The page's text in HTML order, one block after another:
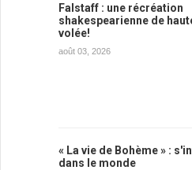
Falstaff : une récréation
shakespearienne de
volée!
août 03, 2026
« La vie de Bohème » :
dans le monde